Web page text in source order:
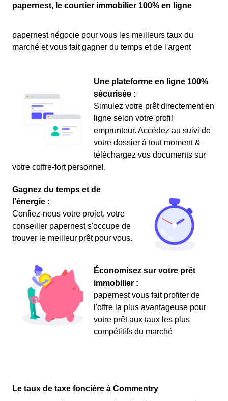
papernest, le courtier immobilier 100% en ligne
papernest négocie pour vous les meilleurs taux du
marché et vous fait gagner du temps et de l'argent
Une plateforme en ligne 100%
sécurisée :
Simulez votre prêt directement en
ligne selon votre profil
emprunteur. Accédez au suivi de
votre dossier à tout moment &
téléchargez vos documents sur
votre coffre-fort personnel.
Gagnez du temps et de
l'énergie :
Confiez-nous votre projet, votre
conseiller papernest s'occupe de
trouver le meilleur prêt pour vous.
Économisez sur votre prêt
immobilier :
papernest vous fait profiter de
l'offre la plus avantageuse pour
votre prêt aux taux les plus
compétitifs du marché
Le taux de taxe foncière à Commentry